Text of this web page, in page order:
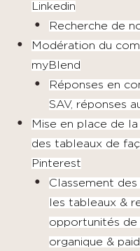
Linkedin
Recherche de
Modération du
myBlend
Réponses en
SAV, réponses
Mise en place de
des tableaux de
Pinterest
Classement
les tableaux &
opportunités de
organique & paid